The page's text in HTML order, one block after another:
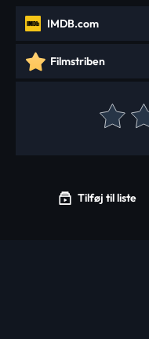
IMDB.com
Filmstriben
Tilføj til liste